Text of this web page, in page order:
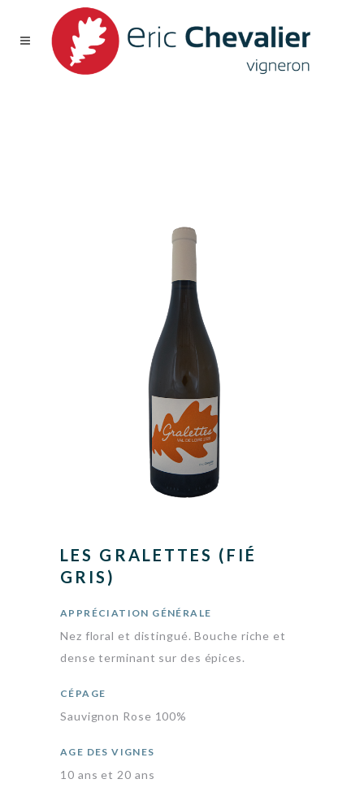
LES GRALETTES (FIÉ
GRIS)
APPRÉCIATION GÉNÉRALE
Nez floral et distingué. Bouche riche et
dense terminant sur des épices.
CÉPAGE
Sauvignon Rose 100%
AGE DES VIGNES
10 ans et 20 ans